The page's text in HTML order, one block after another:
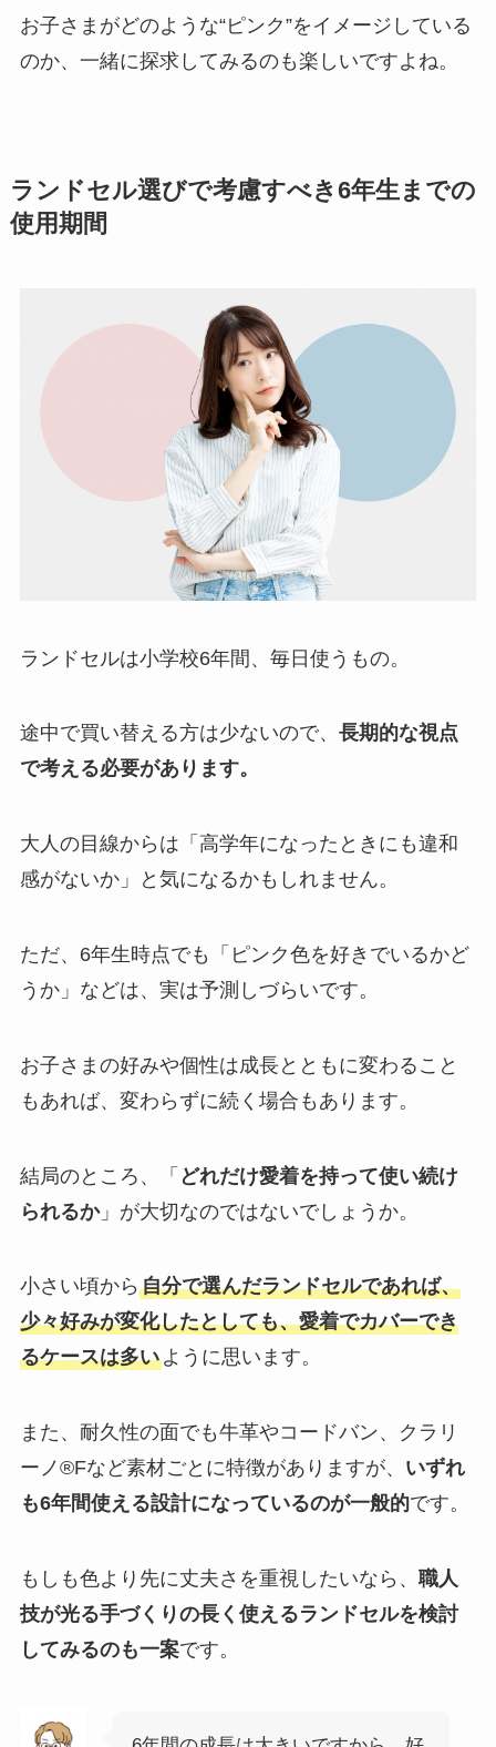
お子さまがどのような“ピンク”をイメージしている
のか、一緒に探求してみるのも楽しいですよね。
ランドセル選びで考慮すべき6年生までの
使用期間
ランドセルは小学校6年間、毎日使うもの。
途中で買い替える方は少ないので、 長期的な視点
で考える必要があります。
大人の目線からは「高学年になったときにも違和
感がないか」と気になるかもしれません。
ただ、6年生時点でも「ピンク色を好きでいるかど
うか」などは、実は予測しづらいです。
お子さまの好みや個性は成長とともに変わること
もあれば、変わらずに続く場合もあります。
結局のところ、「 どれだけ愛着を持って使い続け
られるか」が大切なのではないでしょうか。
小さい頃から 自分で選んだランドセルであれば、
少々好みが変化したとしても、愛着でカバーでき
るケースは多いように思います。
また、耐久性の面でも牛革やコードバン、クラリ
ーノ®Fなど素材ごとに特徴がありますが、 いずれ
も6年間使える設計になっているのが一般的です。
もしも色より先に丈夫さを重視したいなら、 職人
技が光る手づくりの長く使えるランドセルを検討
してみるのも一案です。